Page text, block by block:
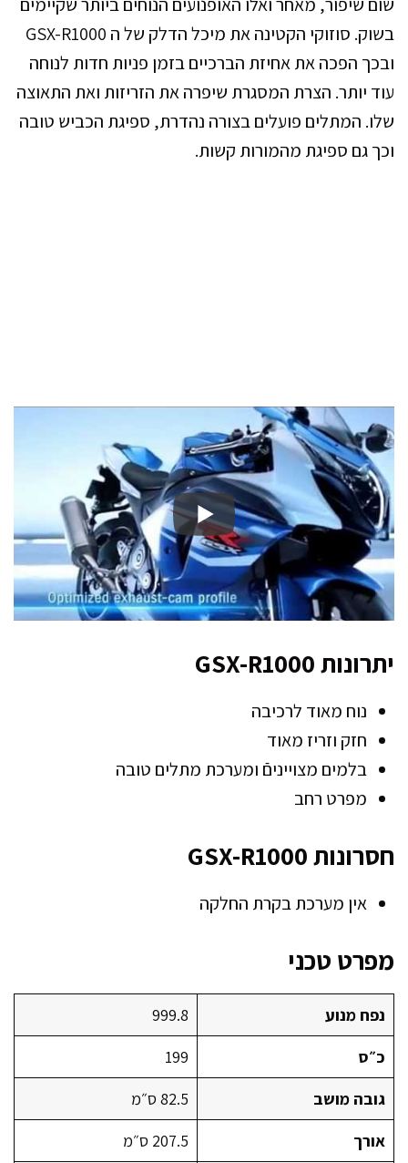
שום שיפור, מאחר ואלו האופנועים הנוחים ביותר שקיימים
בשוק. סוזוקי הקטינה את מיכל הדלק של ה GSX-R1000
ובכך הפכה את אחיזת הברכיים בזמן פניות חדות לנוחה
עוד יותר. הצרת המסגרת שיפרה את הזריזות ואת התאוצה
שלו. המתלים פועלים בצורה נהדרת, ספיגת הכביש טובה
וכך גם ספיגת מהמורות קשות.
יתרונות GSX-R1000
נוח מאוד לרכיבה
חזק וזריז מאוד
בלמים מצוייניםֿ ומערכת מתלים טובה
מפרט רחב
חסרונות GSX-R1000
אין מערכת בקרת החלקה
מפרט טכני
נפח מנוע
999.8
כ״ס
199
גובה מושב
82.5 ס״מ
אורך
207.5 ס״מ